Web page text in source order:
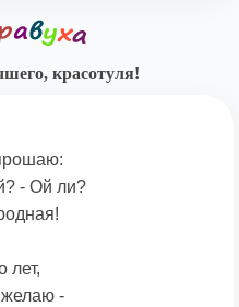
красотуля!
- Ой ли?
лет,
-